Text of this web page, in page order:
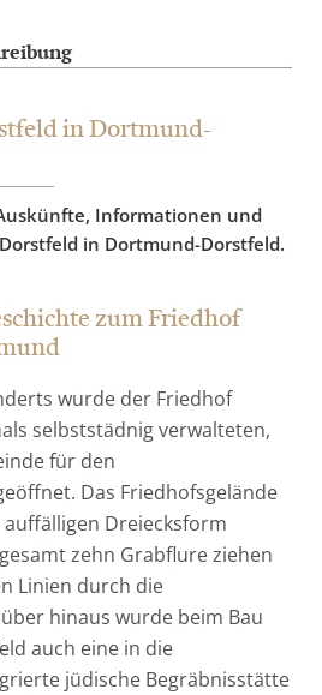
in Dortmund-
Informationen und
in Dortmund-Dorstfeld.
zum Friedhof
wurde der Friedhof
selbststädnig verwalteten,
für den
Das Friedhofsgelände
Dreiecksform
zehn Grabflure ziehen
Linien durch die
hinaus wurde beim Bau
auch eine in die
jüdische Begräbnisstätte